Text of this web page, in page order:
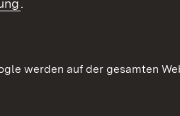
.
werden auf der gesamten